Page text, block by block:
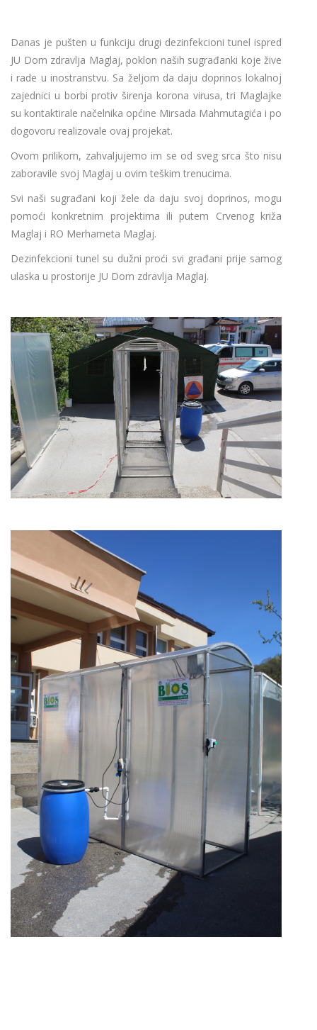
Danas je pušten u funkciju drugi dezinfekcioni tunel ispred
JU Dom zdravlja Maglaj, poklon naših sugrađanki koje žive
i rade u inostranstvu. Sa željom da daju doprinos lokalnoj
zajednici u borbi protiv širenja korona virusa, tri Maglajke
su kontaktirale načelnika općine Mirsada Mahmutagića i po
dogovoru realizovale ovaj projekat.
Ovom prilikom, zahvaljujemo im se od sveg srca što nisu
zaboravile svoj Maglaj u ovim teškim trenucima.
Svi naši sugrađani koji žele da daju svoj doprinos, mogu
pomoći konkretnim projektima ili putem Crvenog križa
Maglaj i RO Merhameta Maglaj.
Dezinfekcioni tunel su dužni proći svi građani prije samog
ulaska u prostorije JU Dom zdravlja Maglaj.